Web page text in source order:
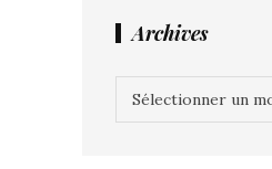
Archives